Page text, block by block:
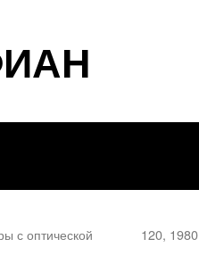
с оптической
120,